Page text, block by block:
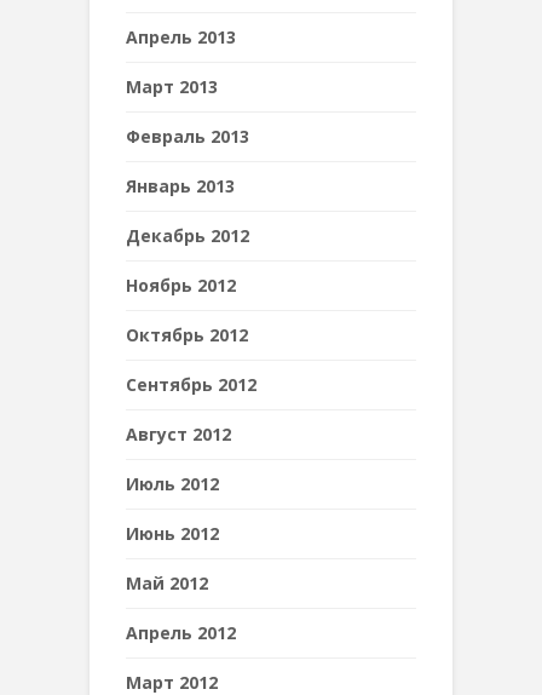
Апрель 2013
Март 2013
Февраль 2013
Январь 2013
Декабрь 2012
Ноябрь 2012
Октябрь 2012
Сентябрь 2012
Август 2012
Июль 2012
Июнь 2012
Май 2012
Апрель 2012
Март 2012